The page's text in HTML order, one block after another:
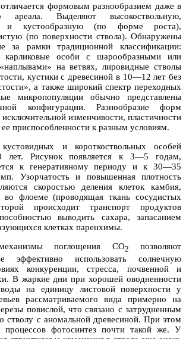
отличается формовым разнообразием даже в
ареала. Выделяют высокоствольную,
и кустообразную (по форме роста),
(по поверхности ствола). Обнаружены
за рамки традиционной классификации:
карликовые особи с шарообразными или
на ветвях, лировидные стволы
кустики с древесиной в 10—12 лет без
а также широкий спектр переходных
микропопуляции обычно представлены
конфигурации. Разнообразие форм
исключительной изменчивости, пластичности
ее приспособленности к разным условиям.
и короткоствольных особей
лет. Рисунок появляется к 3—5 годам,
к генеративному периоду и к 30—35
Узорчатость и повышенная плотность
скоростью деления клеток камбия,
во флоеме (проводящая ткань сосудистых
происходит транспорт продуктов
выводить сахара, запасанием
клетках паренхимы.
поглощения СО2
позволяют
эффективно использовать солнечную
конкуренции, стресса, почвенной и
В жаркие дни при хорошей оводненности
на единицу листовой поверхности у
рассматриваемого вида примерно на
повислой, что связано с затрудненным
стволу с аномальной древесиной. При этом
процессов фотосинтез почти такой же. У